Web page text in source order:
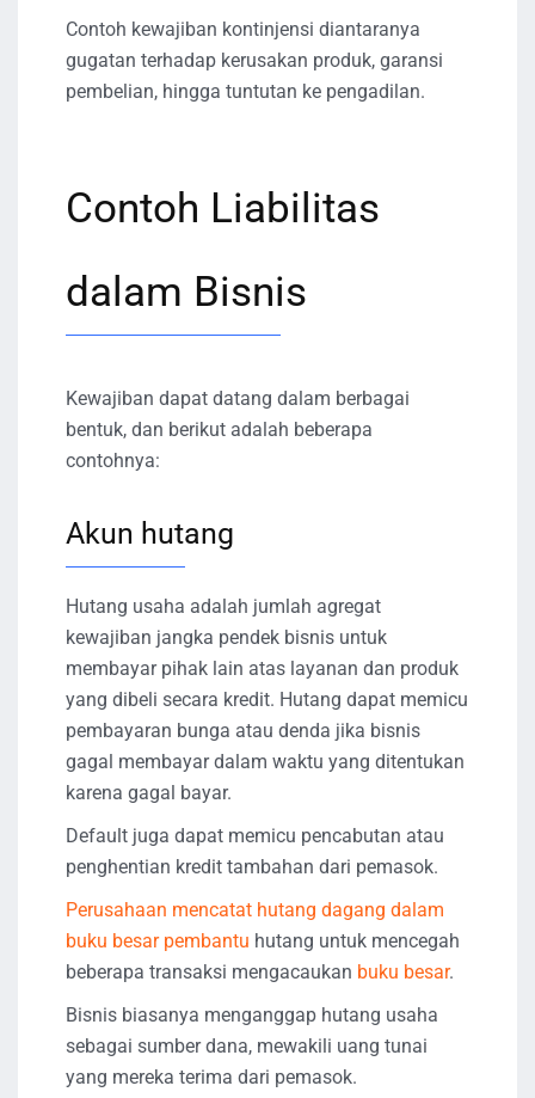
Contoh kewajiban kontinjensi diantaranya
gugatan terhadap kerusakan produk, garansi
pembelian, hingga tuntutan ke pengadilan.
Contoh Liabilitas
dalam Bisnis
Kewajiban dapat datang dalam berbagai
bentuk, dan berikut adalah beberapa
contohnya:
Akun hutang
Hutang usaha adalah jumlah agregat
kewajiban jangka pendek bisnis untuk
membayar pihak lain atas layanan dan produk
yang dibeli secara kredit. Hutang dapat memicu
pembayaran bunga atau denda jika bisnis
gagal membayar dalam waktu yang ditentukan
karena gagal bayar.
Default juga dapat memicu pencabutan atau
penghentian kredit tambahan dari pemasok.
Perusahaan mencatat hutang dagang dalam
buku besar pembantu hutang untuk mencegah
beberapa transaksi mengacaukan buku besar.
Bisnis biasanya menganggap hutang usaha
sebagai sumber dana, mewakili uang tunai
yang mereka terima dari pemasok.